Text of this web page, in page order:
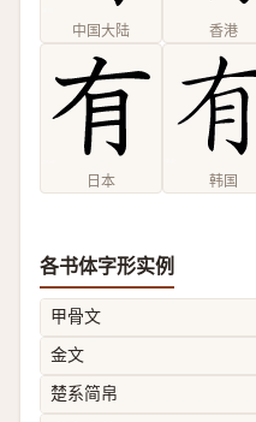
中国大陆 香港
日本 韩国
各书体字形实例
甲骨文
金文
楚系简帛